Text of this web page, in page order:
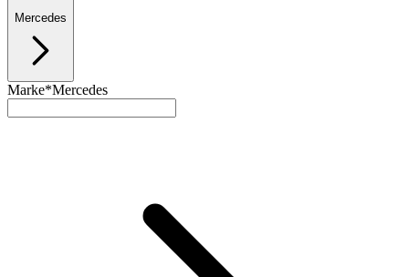
Mercedes
Marke*Mercedes